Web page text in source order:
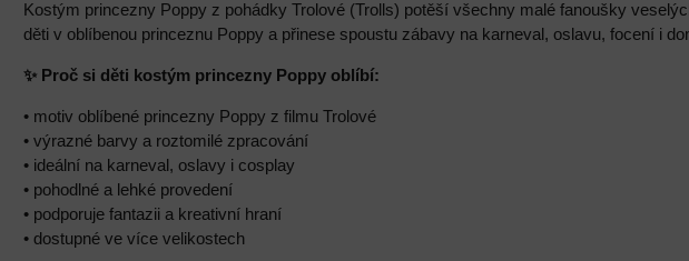
Kostým princezny Poppy z pohádky Trolové (Trolls) potěší všechny malé fanoušky
děti v oblíbenou princeznu Poppy a přinese spoustu zábavy na karneval, oslavu, focení i
✨ Proč si děti kostým princezny Poppy oblíbí:
• motiv oblíbené princezny Poppy z filmu Trolové
• výrazné barvy a roztomilé zpracování
• ideální na karneval, oslavy i cosplay
• pohodlné a lehké provedení
• podporuje fantazii a kreativní hraní
• dostupné ve více velikostech